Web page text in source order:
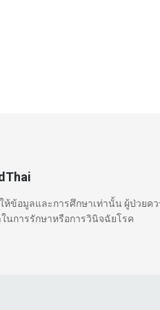
ห้ข้อมูลและการศึกษาเท่านั้น ผู้ป่วยค
นการรักษาหรือการวินิจฉัยโรค